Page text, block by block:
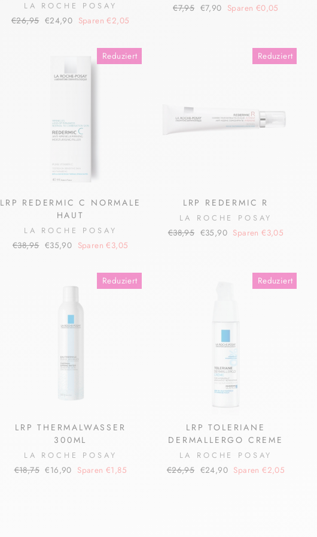
LA ROCHE POSAY
Normaler
€26,95 Sonderpreis
€24,90 Sparen €2,05
Normaler
€7,95 Sonderpreis
€7,90 Sparen €0,05
Reduziert
LRP REDERMIC C NORMALE
HAUT
LA ROCHE POSAY
Normaler
€38,95 Sonderpreis
€35,90 Sparen €3,05
Reduziert
LRP REDERMIC R
LA ROCHE POSAY
Normaler
€38,95 Sonderpreis
€35,90 Sparen €3,05
Reduziert
LRP THERMALWASSER
300ML
LA ROCHE POSAY
Normaler
€18,75 Sonderpreis
€16,90 Sparen €1,85
Reduziert
LRP TOLERIANE
DERMALLERGO CREME
LA ROCHE POSAY
Normaler
€26,95 Sonderpreis
€24,90 Sparen €2,05